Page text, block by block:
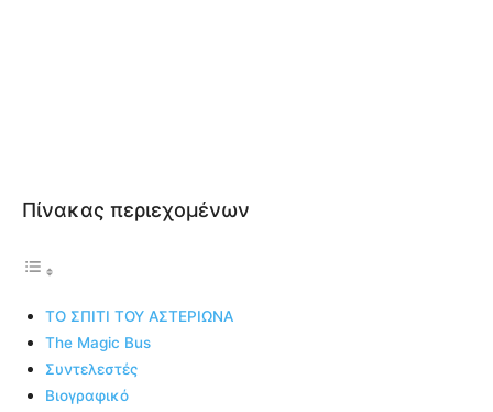
Πίνακας περιεχομένων
ΤΟ ΣΠΙΤΙ ΤΟΥ ΑΣΤΕΡΙΩΝΑ
The Μagic Βus
Συντελεστές
Βιογραφικό